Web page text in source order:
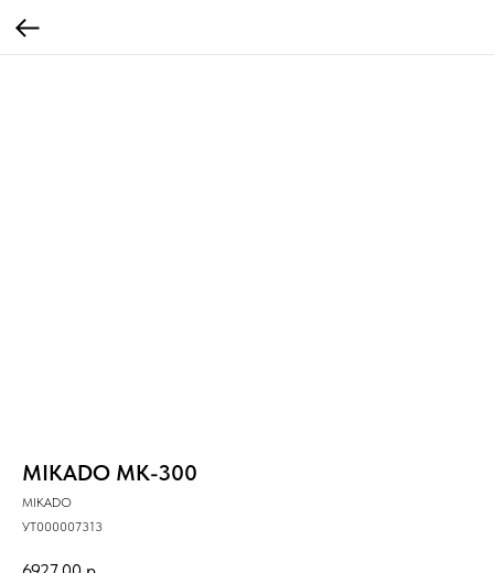
MIKADO MK-300
MIKADO
УТ000007313